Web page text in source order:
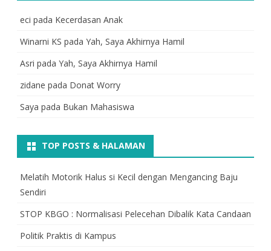
eci pada Kecerdasan Anak
Winarni KS pada Yah, Saya Akhirnya Hamil
Asri pada Yah, Saya Akhirnya Hamil
zidane pada Donat Worry
Saya pada Bukan Mahasiswa
TOP POSTS & HALAMAN
Melatih Motorik Halus si Kecil dengan Mengancing Baju
Sendiri
STOP KBGO : Normalisasi Pelecehan Dibalik Kata Candaan
Politik Praktis di Kampus